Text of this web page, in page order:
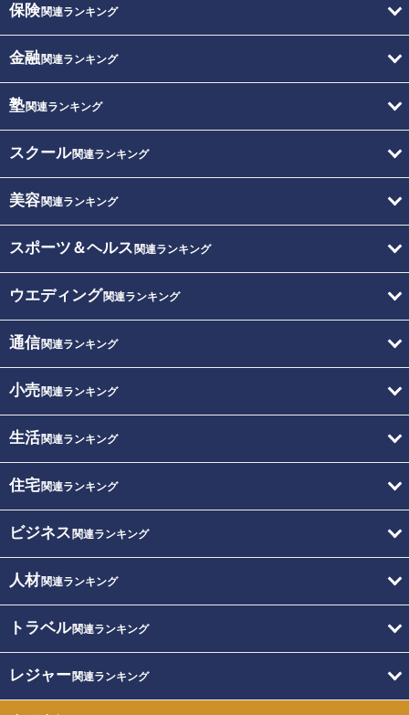
保険関連ランキング
金融関連ランキング
塾関連ランキング
スクール関連ランキング
美容関連ランキング
スポーツ＆ヘルス 関連ランキング
ウエディング関連ランキング
通信関連ランキング
小売関連ランキング
生活関連ランキング
住宅関連ランキング
ビジネス 関連ランキング
人材関連ランキング
トラベル関連ランキング
レジャー関連ランキング